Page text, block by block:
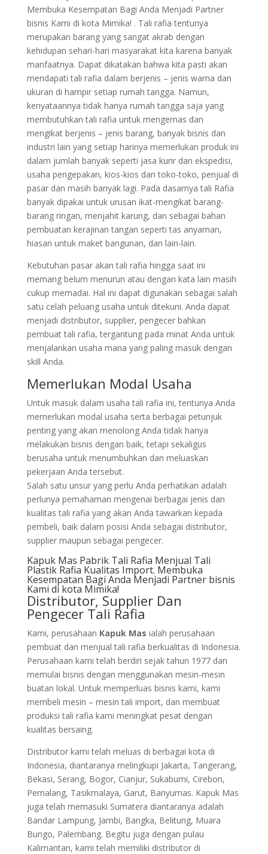
Membuka Kesempatan Bagi Anda Menjadi Partner
bisnis Kami di kota Mimika! . Tali rafia tentunya
merupakan barang yang sangat akrab dengan
kehidupan sehari-hari masyarakat kita karena banyak
manfaatnya. Dapat dikatakan bahwa kita pasti akan
mendapati tali rafia dalam berjenis – jenis warna dan
ukuran di hampir setiap rumah tangga. Namun,
kenyataannya tidak hanya rumah tangga saja yang
membutuhkan tali rafia untuk mengemas dan
mengikat berjenis – jenis barang, banyak bisnis dan
industri lain yang setiap harinya memerlukan produk ini
dalam jumlah banyak seperti jasa kurir dan ekspedisi,
usaha pengepakan, kios-kios dan toko-toko, penjual di
pasar dan masih banyak lagi. Pada dasarnya tali Rafia
banyak dipakai untuk urusan ikat-mengikat barang-
barang ringan, menjahit karung, dan sebagai bahan
pembuatan kerajinan tangan seperti tas anyaman,
hiasan untuk maket bangunan, dan lain-lain.
Kebutuhan pasar akan tali rafia hingga saat ini
memang belum menurun atau dengan kata lain masih
cukup memadai. Hal ini dapat digunakan sebagai salah
satu celah peluang usaha untuk ditekuni. Anda dapat
menjadi distributor, supplier, pengecer bahkan
pembuat tali rafia, tergantung pada minat Anda untuk
menjalankan usaha mana yang paling masuk dengan
skill Anda.
Memerlukan Modal Usaha
Untuk masuk dalam usaha tali rafia ini, tentunya Anda
memerlukan modal usaha serta berbagai petunjuk
penting yang akan menolong Anda tidak hanya
melakukan bisnis dengan baik, tetapi sekaligus
berusaha untuk menumbuhkan dan meluaskan
pekerjaan Anda tersebut.
Salah satu unsur yang perlu Anda perhatikan adalah
perlunya pemahaman mengenai berbagai jenis dan
kualitas tali rafia yang akan Anda tawarkan kepada
pembeli, baik dalam posisi Anda sebagai distributor,
supplier maupun sebagai pengecer.
Kapuk Mas Pabrik Tali Rafia Menjual Tali
Plastik Rafia Kualitas Import. Membuka
Kesempatan Bagi Anda Menjadi Partner bisnis
Kami di kota Mimika!
Distributor, Supplier Dan
Pengecer Tali Rafia
Kami, perusahaan Kapuk Mas ialah perusahaan
pembuat dan menjual tali rafia berkualitas di Indonesia.
Perusahaan kami telah berdiri sejak tahun 1977 dan
memulai bisnis dengan menggunakan mesin-mesin
buatan lokal. Untuk memperluas bisnis kami, kami
membeli mesin – mesin tali import, dan membuat
produksi tali rafia kami meningkat pesat dengan
kualitas bersaing.
Distributor kami telah meluas di berbagai kota di
Indonesia, diantaranya melingkupi Jakarta, Tangerang,
Bekasi, Serang, Bogor, Cianjur, Sukabumi, Cirebon,
Pemalang, Tasikmalaya, Garut, Banyumas. Kapuk Mas
juga telah memasuki Sumatera diantaranya adalah
Bandar Lampung, Jambi, Bangka, Belitung, Muara
Bungo, Palembang. Begitu juga dengan pulau
Kalimantan, kami telah memiliki distributor di